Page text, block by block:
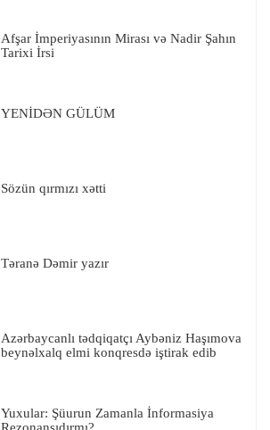
Afşar İmperiyasının Mirası və Nadir Şahın
Tarixi İrsi
YENİDƏN GÜLÜM
Sözün qırmızı xətti
Təranə Dəmir yazır
Azərbaycanlı tədqiqatçı Aybəniz Haşımova
beynəlxalq elmi konqresdə iştirak edib
Yuxular: Şüurun Zamanla İnformasiya